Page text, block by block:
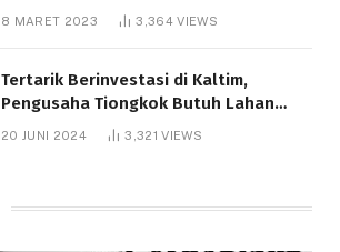
8 MARET 2023 3,364VIEWS
Tertarik Berinvestasi di Kaltim,
Pengusaha Tiongkok Butuh Lahan
20 JUNI 2024 3,321VIEWS